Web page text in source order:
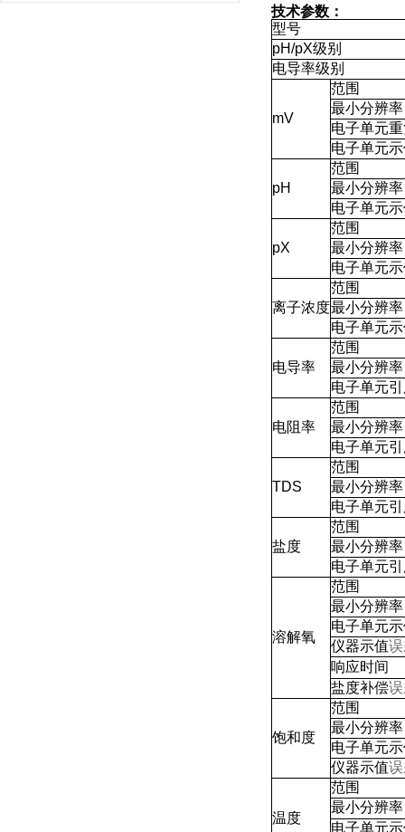
技术参数 ：
型号
pH/pX级别
电导率级别
mV
范围
最小分辨率
电子单元
电子单元
pH
范围
最小分辨率
电子单元
pX
范围
最小分辨率
电子单元
离子浓度
范围
最小分辨率
电子单元
电导率
范围
最小分辨率
电子单元
电阻率
范围
最小分辨率
电子单元
TDS
范围
最小分辨率
电子单元
盐度
范围
最小分辨率
电子单元
溶解氧
范围
最小分辨率
电子单元
仪器示值
响应时间
盐度补偿
饱和度
范围
最小分辨率
电子单元
仪器示值
温度
范围
最小分辨率
电子单元